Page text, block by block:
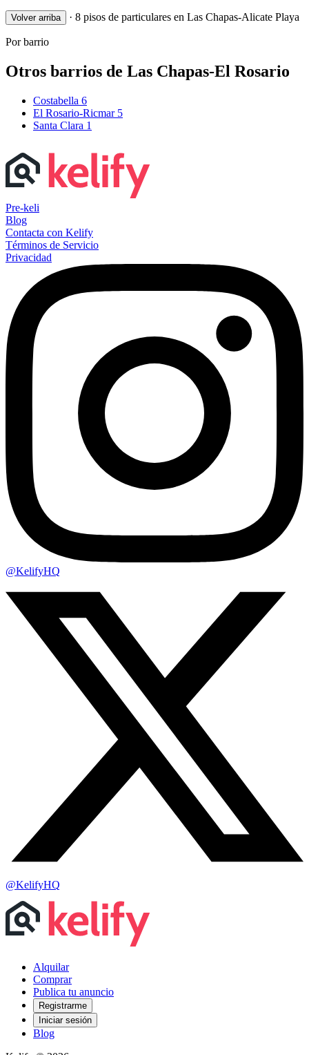
Volver arriba · 8 pisos de particulares en Las Chapas-Alicate Playa
Por barrio
Otros barrios de Las Chapas-El Rosario
Costabella 6
El Rosario-Ricmar 5
Santa Clara 1
Pre-keli
Blog
Contacta con Kelify
Términos de Servicio
Privacidad
@KelifyHQ
@KelifyHQ
Alquilar
Comprar
Publica tu anuncio
Registrarme
Iniciar sesión
Blog